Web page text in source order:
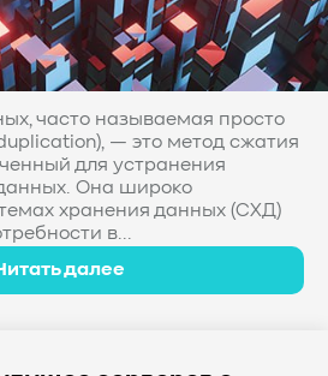
часто называемая просто
— это метод сжатия
для устранения
Она широко
хранения данных (СХД)
в...
далее